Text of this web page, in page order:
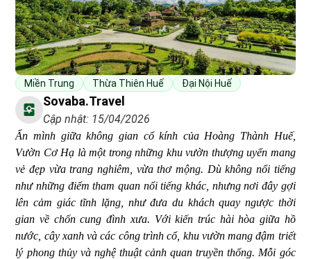
Miền Trung Thừa Thiên Huế Đại Nội Huế
Sovaba.travel
Cập nhật: 15/04/2026
Ẩn mình giữa không gian cổ kính của Hoàng Thành Huế,
Vườn Cơ Hạ là một trong những khu vườn thượng uyển mang
vẻ đẹp vừa trang nghiêm, vừa thơ mộng. Dù không nổi tiếng
như những điểm tham quan nổi tiếng khác, nhưng nơi đây gợi
lên cảm giác tĩnh lặng, như đưa du khách quay ngược thời
gian về chốn cung đình xưa. Với kiến trúc hài hòa giữa hồ
nước, cây xanh và các công trình cổ, khu vườn mang đậm triết
lý phong thủy và nghệ thuật cảnh quan truyền thống. Mỗi góc